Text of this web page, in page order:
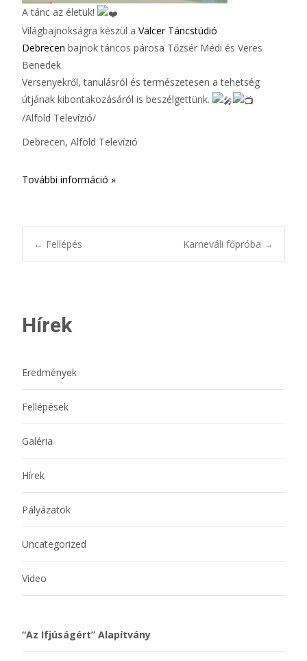
A tánc az életük!
Világbajnokságra készül a Valcer Táncstúdió
Debrecen bajnok táncos párosa Tőzsér Médi és Veres
Benedek.
Versenyekről, tanulásról és természetesen a tehetség
útjának kibontakozásáról is beszélgettünk.
/Alföld Televízió/
Debrecen, Alföld Televízió
További információ »
← Fellépés Karneváli főpróba →
Hírek
Eredmények
Fellépések
Galéria
Hírek
Pályázatok
Uncategorized
Video
“Az Ifjúságért” Alapítvány